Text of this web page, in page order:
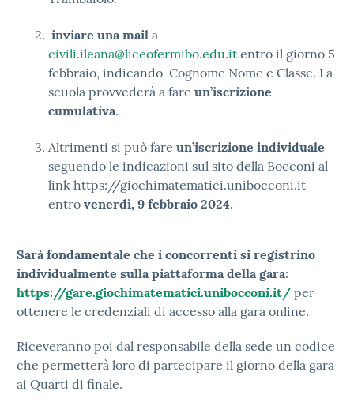
inviare una mail a
civili.ileana@liceofermibo.edu.it entro il giorno 5
febbraio, indicando Cognome Nome e Classe. La
scuola provvederà a fare un’iscrizione
cumulativa.
Altrimenti si può fare un’iscrizione individuale
seguendo le indicazioni sul sito della Bocconi al
link https://giochimatematici.unibocconi.it
entro venerdì, 9 febbraio 2024.
Sarà fondamentale che i concorrenti si registrino
individualmente sulla piattaforma della gara:
https://gare.giochimatematici.unibocconi.it/ per
ottenere le credenziali di accesso alla gara online.
Riceveranno poi dal responsabile della sede un codice
che permetterà loro di partecipare il giorno della gara
ai Quarti di finale.